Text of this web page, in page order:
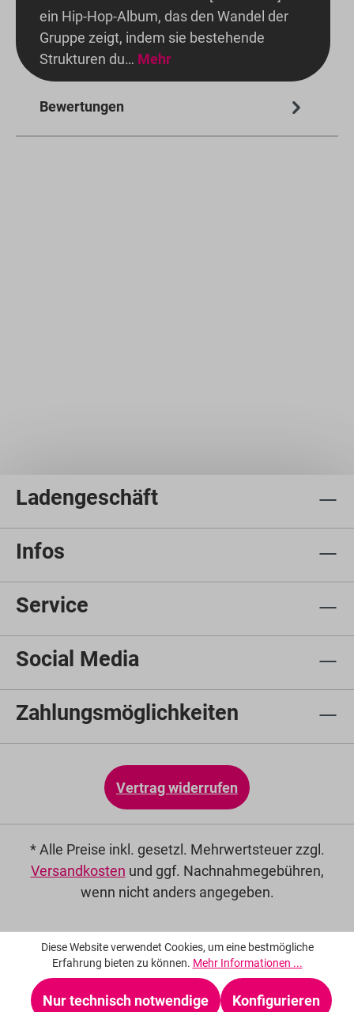
ein Hip-Hop-Album, das den Wandel der
Gruppe zeigt, indem sie bestehende
Strukturen du… Mehr
Bewertungen
Ladengeschäft
Infos
Service
Social Media
Zahlungsmöglichkeiten
Vertrag widerrufen
* Alle Preise inkl. gesetzl. Mehrwertsteuer zzgl.
Versandkosten und ggf. Nachnahmegebühren,
wenn nicht anders angegeben.
Diese Website verwendet Cookies, um eine bestmögliche
Erfahrung bieten zu können. Mehr Informationen ...
Nur technisch notwendige Konfigurieren